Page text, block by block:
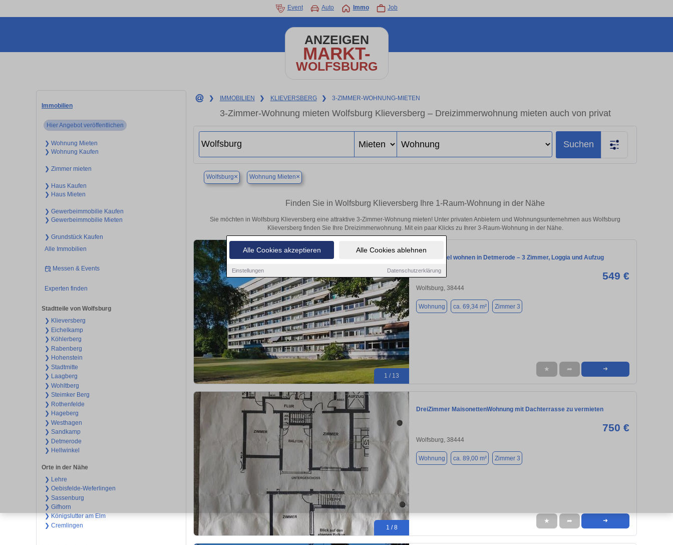
Alle Cookies akzeptieren Alle Cookies ablehnen
Einstellungen Datenschutzerklärung
Event Auto Immo Job
ANZEIGEN
MARKT-
WOLFSBURG
Immobilien
Hier Angebot veröffentlichen
❯ Wohnung Mieten
❯ Wohnung Kaufen
❯ Zimmer mieten
❯ Haus Kaufen
❯ Haus Mieten
❯ Gewerbeimmobilie Kaufen
❯ Gewerbeimmobilie Mieten
❯ Grundstück Kaufen
Alle Immobilien
Messen & Events
Experten finden
Stadtteile von Wolfsburg
❯ Klieversberg
❯ Eichelkamp
❯ Köhlerberg
❯ Rabenberg
❯ Hohenstein
❯ Stadtmitte
❯ Laagberg
❯ Wohltberg
❯ Steimker Berg
❯ Rothenfelde
❯ Hageberg
❯ Westhagen
❯ Sandkamp
❯ Detmerode
❯ Hellwinkel
Orte in der Nähe
❯ Lehre
❯ Oebisfelde-Weferlingen
❯ Sassenburg
❯ Gifhorn
❯ Königslutter am Elm
❯ Cremlingen
❯ IMMOBILIEN ❯ KLIEVERSBERG ❯ 3-ZIMMER-WOHNUNG-MIETEN
3-Zimmer-Wohnung mieten Wolfsburg Klieversberg – Dreizimmerwohnung mieten auch von privat
Suchen
Wolfsburg× Wohnung Mieten×
Finden Sie in Wolfsburg Klieversberg Ihre 1-Raum-Wohnung in der Nähe
Sie möchten in Wolfsburg Klieversberg eine attraktive 3-Zimmer-Wohnung mieten! Unter privaten Anbietern und Wohnungsunternehmen aus Wolfsburg
Klieversberg finden Sie Ihre Dreizimmerwohnung. Mit ein paar Klicks zu Ihrer 3-Raum-Wohnung in der Nähe.
1 / 13
Komfortabel wohnen in Detmerode – 3 Zimmer, Loggia und Aufzug
549 €
Wolfsburg, 38444
Wohnung ca. 69,34 m² Zimmer 3
★ ➦ ➜
1 / 8
DreiZimmer MaisonettenWohnung mit Dachterrasse zu vermieten
750 €
Wolfsburg, 38444
Wohnung ca. 89,00 m² Zimmer 3
★ ➦ ➜